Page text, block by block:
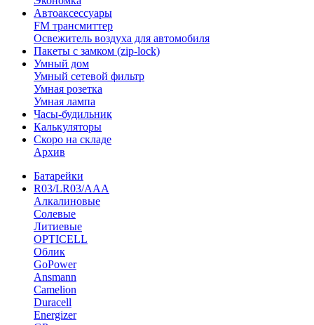
Автоаксессуары
FM трансмиттер
Освежитель воздуха для автомобиля
Пакеты с замком (zip-lock)
Умный дом
Умный сетевой фильтр
Умная розетка
Умная лампа
Часы-будильник
Калькуляторы
Скоро на складе
Архив
Батарейки
R03/LR03/AAA
Алкалиновые
Солевые
Литиевые
OPTICELL
Облик
GoPower
Ansmann
Camelion
Duracell
Energizer